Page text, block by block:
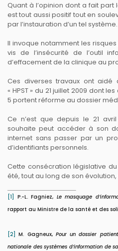
Quant à l’opinion dont a fait part
est tout aussi positif tout en
par l’instauration d’un tel système.
Il invoque notamment les
vis de l’insécurité de l’outil
d’effacement de la clinique au
Ces diverses travaux ont
« HPST » du 21 juillet 2009 dont
5 portent réforme au dossier
Ce n’est que depuis le 21
souhaite peut accéder à son
internet sans passer par un
d’identifiants personnels.
Cette consécration législative
été, tout au long de son
[1] P.-L. Fagniez, Le masquage
rapport au Ministre de la santé et des
[2] M. Gagneux, Pour un dossier
nationale des systèmes d’information de